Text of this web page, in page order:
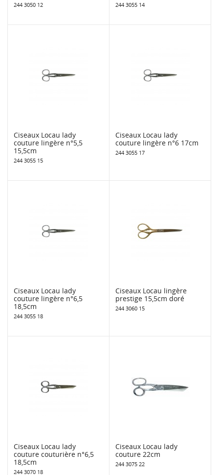
244 3050 12 244 3055 14
Ciseaux Locau lady
couture lingère n°5,5
15,5cm
244 3055 15
Ciseaux Locau lady
couture lingère n°6 17cm
244 3055 17
Ciseaux Locau lady
couture lingère n°6,5
18,5cm
244 3055 18
Ciseaux Locau lingère
prestige 15,5cm doré
244 3060 15
Ciseaux Locau lady
couture couturière n°6,5
18,5cm
244 3070 18
Ciseaux Locau lady
couture 22cm
244 3075 22